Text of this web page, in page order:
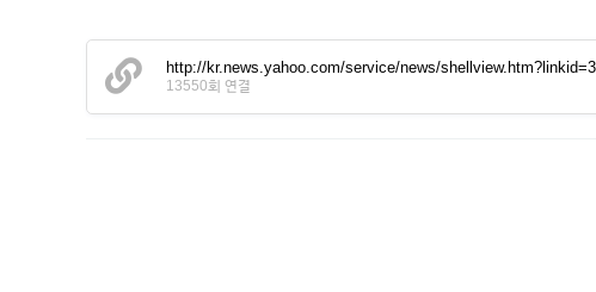
http://kr.news.yahoo.com/service/news/
13550회 연결